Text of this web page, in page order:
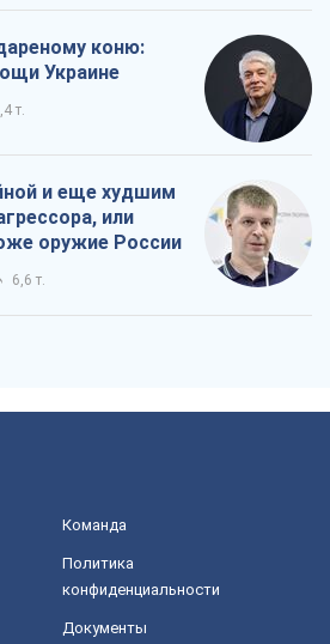
коню:
Украине
т.
и еще худшим
или
оружие России
6,6 т.
Команда
Политика
конфиденциальности
Документы